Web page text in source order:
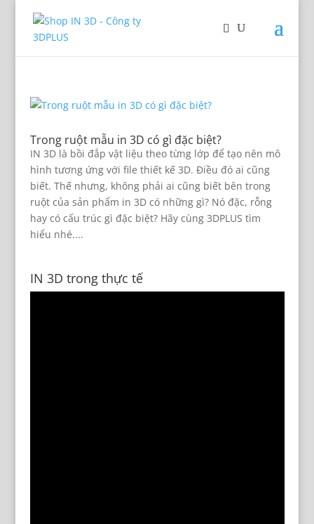
Trong ruột mẫu in 3D có gì đặc biệt?
IN 3D là bồi đắp vật liệu theo từng lớp để tạo nên mô
hình tương ứng với file thiết kế 3D. Điều đó ai cũng
biết. Thế nhưng, không phải ai cũng biết bên trong
ruột của sản phẩm in 3D có những gì? Nó đặc, rỗng
hay có cấu trúc gì đặc biệt? Hãy cùng 3DPLUS tìm
hiểu nhé....
IN 3D trong thực tế